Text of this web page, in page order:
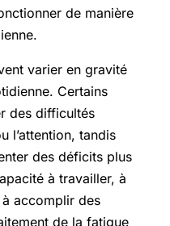
de manière
varier en gravité
Certains
des difficultés
l’attention, tandis
des déficits plus
à travailler, à
accomplir des
de la fatigue